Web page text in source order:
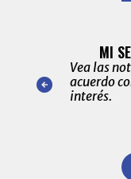
nuestro
para
MI
Vea las
acuerdo
interés.